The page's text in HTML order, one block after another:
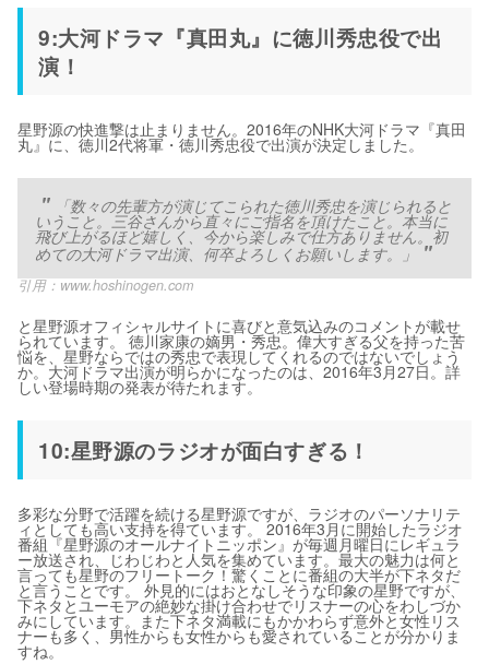
9:大河ドラマ『真田丸』に徳川秀忠役で出
演！
星野源の快進撃は止まりません。2016年のNHK大河ドラマ『真田
丸』に、徳川2代将軍・徳川秀忠役で出演が決定しました。
「数々の先輩方が演じてこられた徳川秀忠を演じられると
いうこと。三谷さんから直々にご指名を頂けたこと。本当に
飛び上がるほど嬉しく、今から楽しみで仕方ありません。初
めての大河ドラマ出演、何卒よろしくお願いします。」
引用： www.hoshinogen.com
と星野源オフィシャルサイトに喜びと意気込みのコメントが載せ
られています。 徳川家康の嫡男・秀忠。偉大すぎる父を持った苦
悩を、星野ならではの秀忠で表現してくれるのではないでしょう
か。大河ドラマ出演が明らかになったのは、2016年3月27日。詳
しい登場時期の発表が待たれます。
10:星野源のラジオが面白すぎる！
多彩な分野で活躍を続ける星野源ですが、ラジオのパーソナリテ
ィとしても高い支持を得ています。 2016年3月に開始したラジオ
番組『星野源のオールナイトニッポン』が毎週月曜日にレギュラ
ー放送され、じわじわと人気を集めています。最大の魅力は何と
言っても星野のフリートーク！驚くことに番組の大半が下ネタだ
と言うことです。 外見的にはおとなしそうな印象の星野ですが、
下ネタとユーモアの絶妙な掛け合わせでリスナーの心をわしづか
みにしています。また下ネタ満載にもかかわらず意外と女性リス
ナーも多く、男性からも女性からも愛されていることが分かりま
すね。